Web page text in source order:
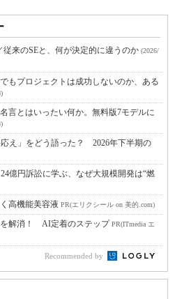
来のSEと、何が決定的に違うのか (2026/
もプロジェクトは成功しないのか、ある
言とはいったい何か。無料版7モデルに
え」をどう語った？ 2026年下半期の
億円訴訟に学ぶ、なぜ大規模開発は“燃
高機能美容液 PR(エリクシール on 美的.com)
を解消！ AI定着のステップPR(ITmedia エ
Recommended by